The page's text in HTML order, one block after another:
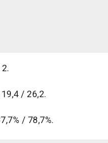
19,4 / 26,2.
/ 78,7%.